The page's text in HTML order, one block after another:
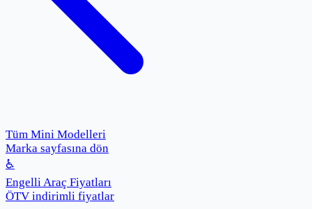
Tüm Mini Modelleri
Marka sayfasına dön
♿
Engelli Araç Fiyatları
ÖTV indirimli fiyatlar